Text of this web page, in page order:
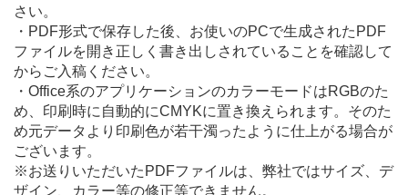
さい。
・PDF形式で保存した後、お使いのPCで生成されたPDF
ファイルを開き正しく書き出しされていることを確認して
からご入稿ください。
・Office系のアプリケーションのカラーモードはRGBのた
め、印刷時に自動的にCMYKに置き換えられます。そのた
め元データより印刷色が若干濁ったように仕上がる場合が
ございます。
※お送りいただいたPDFファイルは、弊社ではサイズ、デ
ザイン、カラー等の修正等できません。